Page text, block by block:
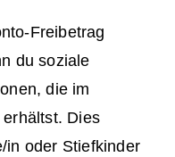
Freibetrag
du soziale
die im
Dies
in oder Stiefkinder